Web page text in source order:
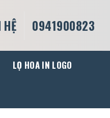
HỆ 0941900823
LỌ HOA IN LOGO